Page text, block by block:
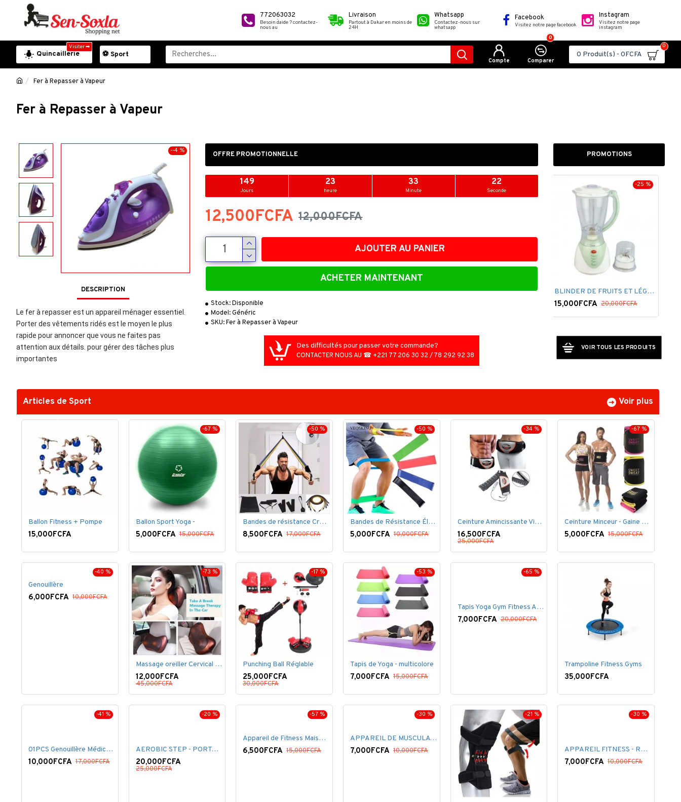
772063032
Besoin d`aide ? contactez-
nous au
Livraison
Partout à Dakar en moins de
24H
Whatsapp
Contactez-nous sur
whatsapp
Facebook
Visitez notre page facebook
Instagram
Visitez notre page
instagram
Quincaillerie
Visiter ➡
⚽ Sport
Compte Comparer
0
0 Produit(s) - 0FCFA
0
Fer à Repasser à Vapeur
Fer à Repasser à Vapeur
--4 %
DESCRIPTION
Le fer à repasser est un appareil ménager essentiel.
Porter des vêtements ridés est le moyen le plus
rapide pour annoncer que vous ne faites pas
attention aux détails. pour gérer des tâches plus
importantes
Stock: Disponible
Model: Généric
SKU: Fer à Repasser à Vapeur
OFFRE PROMOTIONNELLE
149
Jours
23
heure
33
Minute
20
Seconde
12,500FCFA 12,000FCFA
AJOUTER AU PANIER
ACHETER MAINTENANT
Des difficultés pour passer votre commande?
CONTACTER NOUS AU ☎ +221 77 206 30 32 / 78 292 92 38
PROMOTIONS
-18 % -10 %
Mixeur Mélangeur Sokany électrique .
18,000FCFA 20,000FCFA
hachoir Electrique en Inox - Grand Modèle - 4 Litres
15,000FCFA 20,000FCFA
-50 %
Decoupe légumes
10,000FCFA
BLINDER DE FRUITS ET LÉGUMES.
-30 %
Label Coupe-Pizza avec Grosses Lames - Vert
3,500FCFA 5,000FCFA
VOIR TOUS LES PRODUITS
Articles de Sport Voir plus
Ballon Fitness + Pompe
15,000FCFA
-67 %
Ballon Sport Yoga -
5,000FCFA 15,000FCFA
-50 %
Bandes de résistance Crossfit pour la remise en forme - 11 pièces/ensemble - Élastique- Caoutchouc
8,500FCFA 17,000FCFA
-50 %
Bandes de Résistance Élastique Latex pour Salle de Gym, Exercice, Yoga, Pilâtes, Kinésithérapie, Rééducation
5,000FCFA 10,000FCFA
-34 %
Ceinture Amincissante Vibro - Noir
16,500FCFA
25,000FCFA
-67 %
Ceinture Minceur - Gaine Brûlante - Ventre plat
5,000FCFA 15,000FCFA
-40 %
Genouillère
6,000FCFA 10,000FCFA
-73 %
Massage oreiller Cervical épaule dos
12,000FCFA
45,000FCFA
-17 %
Punching Ball Réglable
25,000FCFA
30,000FCFA
-53 %
Tapis de Yoga - multicolore
7,000FCFA 15,000FCFA
-65 %
Tapis Yoga Gym Fitness Aérobic Pilate Gymnastique
7,000FCFA 20,000FCFA
Trampoline Fitness Gyms
35,000FCFA
-41 %
01PCS Genouillère Médical rotulienne Professionnelle
10,000FCFA 17,000FCFA
-20 %
AEROBIC STEP - PORTABLE - PLASTIQUE - NOIR/ROUGE
20,000FCFA
25,000FCFA
-57 %
Appareil de Fitness Maison ventouse bleu .
6,500FCFA 15,000FCFA
-30 %
APPAREIL DE MUSCULATION - NOIR
7,000FCFA 10,000FCFA
-21 % -30 %
APPAREIL FITNESS - REVOFLEX - THÉRAPEUTUQUE
7,000FCFA 10,000FCFA